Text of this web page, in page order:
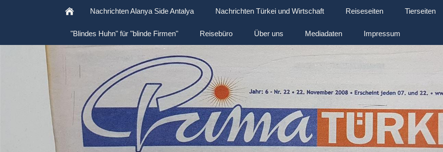
Nachrichten Alanya Side Antalya Nachrichten Türkei und Wirtschaft Reiseseiten Tierseiten
"Blindes Huhn" für "blinde Firmen" Reisebüro Über uns Mediadaten Impressum